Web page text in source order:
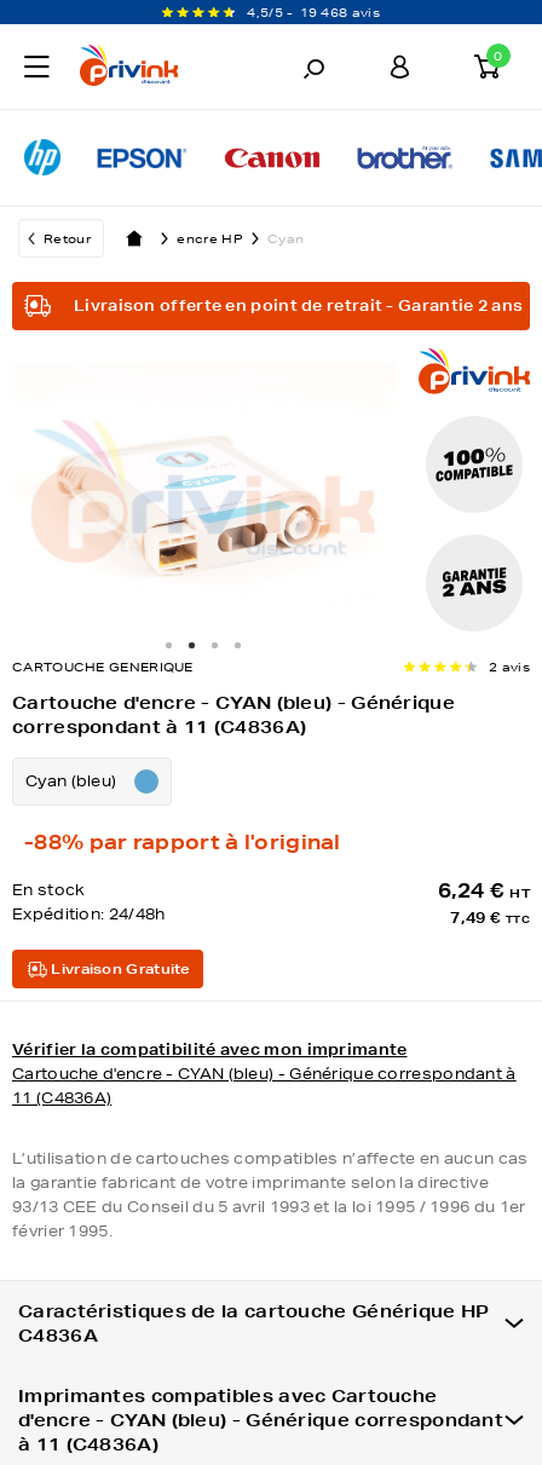
4,5/5 - 19 468 avis
0
Retour encre HP Cyan
Livraison offerte en point de retrait - Garantie 2 ans
CARTOUCHE GENERIQUE 2 avis
Cartouche d'encre - CYAN (bleu) - Générique
correspondant à 11 (C4836A)
Cyan (bleu)
-88% par rapport à l'original
En stock
Expédition: 24/48h
6,24 € HT
7,49 € TTC
Livraison Gratuite
Vérifier la compatibilité avec mon imprimante
Cartouche d'encre - CYAN (bleu) - Générique correspondant à
11 (C4836A)
L’utilisation de cartouches compatibles n’affecte en aucun cas
la garantie fabricant de votre imprimante selon la directive
93/13 CEE du Conseil du 5 avril 1993 et la loi 1995 / 1996 du 1er
février 1995.
Caractéristiques de la cartouche Générique HP
C4836A
Imprimantes compatibles avec Cartouche
d'encre - CYAN (bleu) - Générique correspondant
à 11 (C4836A)